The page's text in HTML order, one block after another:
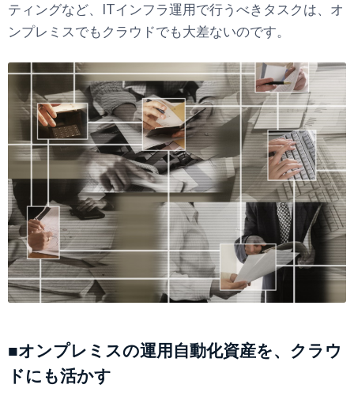
ティングなど、ITインフラ運用で行うべきタスクは、オ
ンプレミスでもクラウドでも大差ないのです。
■オンプレミスの運用自動化資産を、クラウ
ドにも活かす